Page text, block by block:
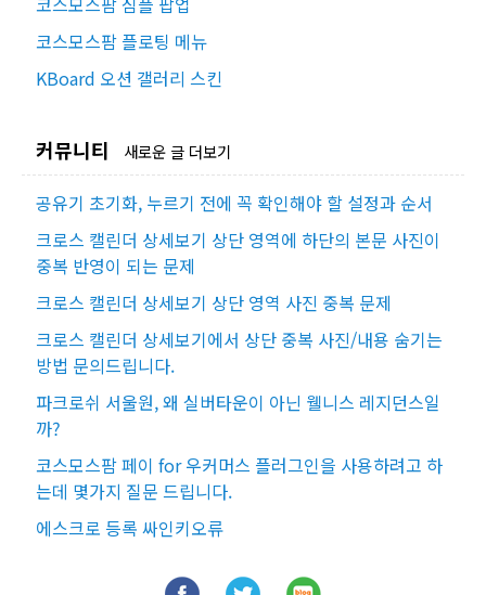
코스모스팜 플로팅 메뉴
KBoard 오션 갤러리 스킨
커뮤니티 새로운 글 더보기
공유기 초기화, 누르기 전에 꼭 확인해야 할 설정과 순서
크로스 캘린더 상세보기 상단 영역에 하단의 본문 사진이
중복 반영이 되는 문제
크로스 캘린더 상세보기 상단 영역 사진 중복 문제
크로스 캘린더 상세보기에서 상단 중복 사진/내용 숨기는
방법 문의드립니다.
파크로쉬 서울원, 왜 실버타운이 아닌 웰니스 레지던스일
까?
코스모스팜 페이 for 우커머스 플러그인을 사용하려고 하
는데 몇가지 질문 드립니다.
에스크로 등록 싸인키오류